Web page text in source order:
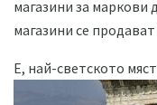
магазини за маркови
магазини се
Е, най-светското